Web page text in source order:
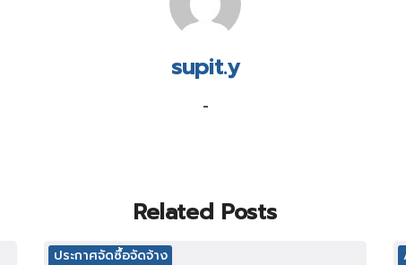
supit.y
-
Related Posts
ประกาศจัดซื้อจัดจ้าง